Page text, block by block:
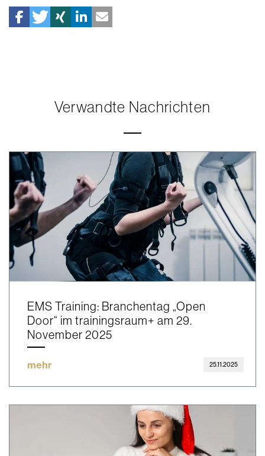
Verwandte Nachrichten
EMS Training: Branchentag „Open
Door“ im trainingsraum+ am 29.
November 2025
mehr 25.11.2025